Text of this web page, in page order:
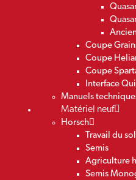
Coupe
Coupe
Coupe
Interface
Manuels
Matériel neuf
Horsch
Travail du sol
Semis
Agriculture
Semis